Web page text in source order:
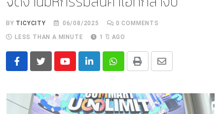
BY TICYCITY 06/08/2025 0 COMMENTS
LESS THAN A MINUTE
1 ปี AGO
YoutubeLinkedInWhatsapp
Print
Share
Email